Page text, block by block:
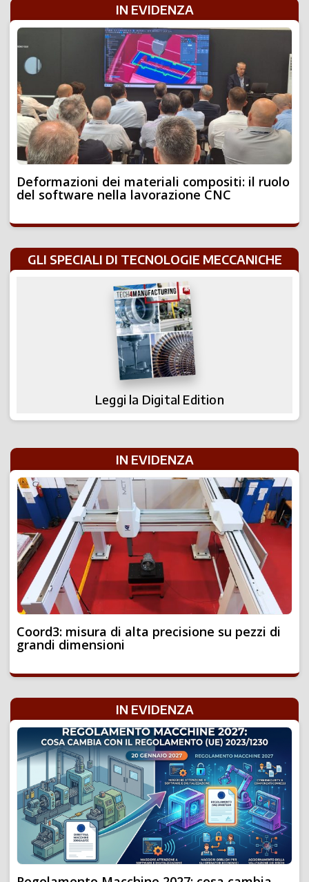
IN EVIDENZA
Deformazioni dei materiali compositi: il ruolo
del software nella lavorazione CNC
GLI SPECIALI DI TECNOLOGIE MECCANICHE
Leggi la Digital Edition
IN EVIDENZA
Coord3: misura di alta precisione su pezzi di
grandi dimensioni
IN EVIDENZA